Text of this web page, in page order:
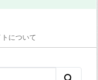
について